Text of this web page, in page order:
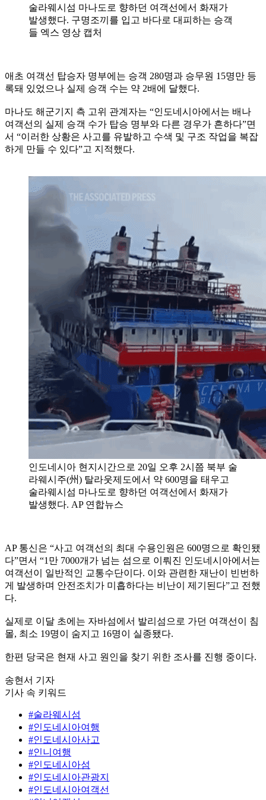
술라웨시섬 마나도로 향하던 여객선에서 화재가
발생했다. 구명조끼를 입고 바다로 대피하는 승객
들 엑스 영상 캡처
애초 여객선 탑승자 명부에는 승객 280명과 승무원 15명만 등
록돼 있었으나 실제 승객 수는 약 2배에 달했다.
마나도 해군기지 측 고위 관계자는 “인도네시아에서는 배나
여객선의 실제 승객 수가 탑승 명부와 다른 경우가 흔하다”면
서 “이러한 상황은 사고를 유발하고 수색 및 구조 작업을 복잡
하게 만들 수 있다”고 지적했다.
인도네시아 현지시간으로 20일 오후 2시쯤 북부 술
라웨시주(州) 탈라웃제도에서 약 600명을 태우고
술라웨시섬 마나도로 향하던 여객선에서 화재가
발생했다. AP 연합뉴스
AP 통신은 “사고 여객선의 최대 수용인원은 600명으로 확인됐
다”면서 “1만 7000개가 넘는 섬으로 이뤄진 인도네시아에서는
여객선이 일반적인 교통수단이다. 이와 관련한 재난이 빈번하
게 발생하며 안전조치가 미흡하다는 비난이 제기된다”고 전했
다.
실제로 이달 초에는 자바섬에서 발리섬으로 가던 여객선이 침
몰, 최소 19명이 숨지고 16명이 실종됐다.
한편 당국은 현재 사고 원인을 찾기 위한 조사를 진행 중이다.
송현서 기자
기사 속 키워드
#술라웨시섬
#인도네시아여행
#인도네시아사고
#인니여행
#인도네시아섬
#인도네시아관광지
#인도네시아여객선